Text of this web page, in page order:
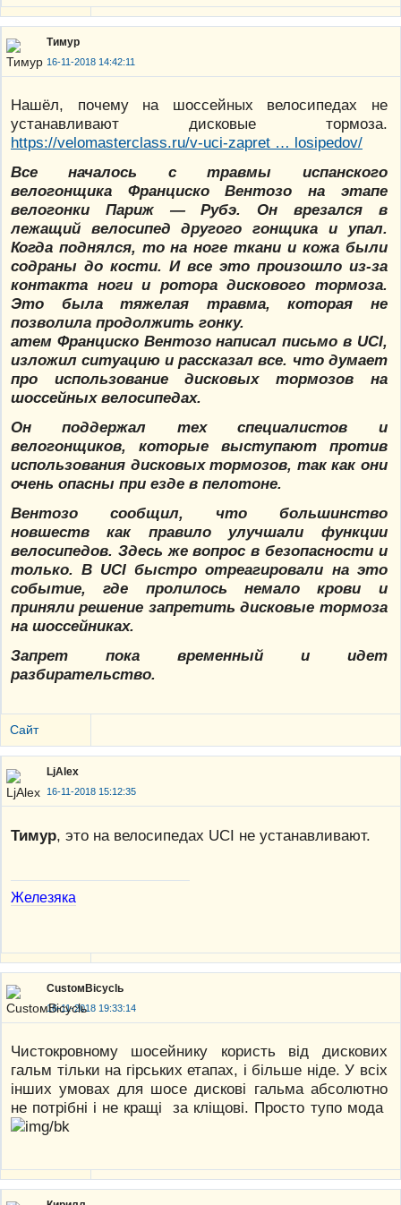
Тимур
16-11-2018 14:42:11
Нашёл, почему на шоссейных велосипедах не
устанавливают дисковые тормоза.
https://velomasterclass.ru/v-uci-zapret … losipedov/
Все началось с травмы испанского
велогонщика Франциско Вентозо на этапе
велогонки Париж — Рубэ. Он врезался в
лежащий велосипед другого гонщика и упал.
Когда поднялся, то на ноге ткани и кожа были
содраны до кости. И все это произошло из-за
контакта ноги и ротора дискового тормоза.
Это была тяжелая травма, которая не
позволила продолжить гонку.
атем Франциско Вентозо написал письмо в UCI,
изложил ситуацию и рассказал все. что думает
про использование дисковых тормозов на
шоссейных велосипедах.
Он поддержал тех специалистов и
велогонщиков, которые выступают против
использования дисковых тормозов, так как они
очень опасны при езде в пелотоне.
Вентозо сообщил, что большинство
новшеств как правило улучшали функции
велосипедов. Здесь же вопрос в безопасности и
только. В UCI быстро отреагировали на это
событие, где пролилось немало крови и
приняли решение запретить дисковые тормоза
на шоссейниках.
Запрет пока временный и идет
разбирательство.
Сайт
LjAlex
16-11-2018 15:12:35
Тимур, это на велосипедах UCI не устанавливают.
Железяка
CustoмBicyclь
16-11-2018 19:33:14
Чистокровному шосейнику користь від дискових
гальм тільки на гірських етапах, і більше ніде. У всіх
інших умовах для шосе дискові гальма абсолютно
не потрібні і не кращі за кліщові. Просто тупо мода